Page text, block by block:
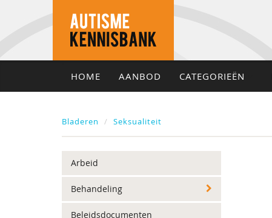
HOME AANBOD CATEGORIEËN
Bladeren Seksualiteit
Arbeid
Behandeling
Beleidsdocumenten